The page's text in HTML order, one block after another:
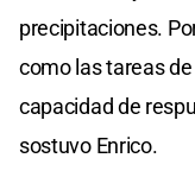
precipitaciones.
como las tareas
capacidad de
sostuvo Enrico.